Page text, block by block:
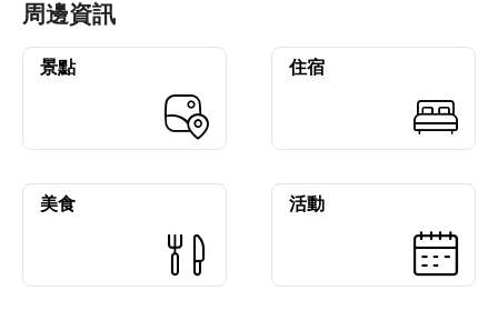
周邊資訊
景點 住宿
美食 活動